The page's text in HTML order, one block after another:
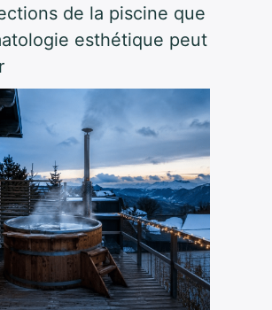
de la piscine que
esthétique peut